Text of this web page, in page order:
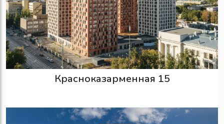
Красноказарменная 15